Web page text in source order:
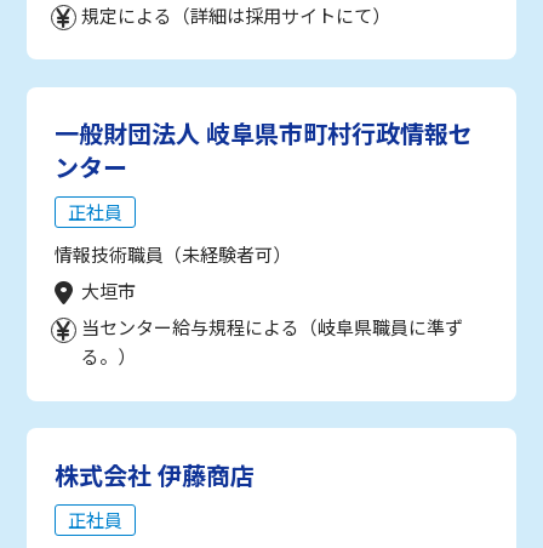
規定による（詳細は採用サイトにて）
一般財団法人 岐阜県市町村行政情報セ
ンター
正社員
情報技術職員（未経験者可）
大垣市
当センター給与規程による（岐阜県職員に準ず
る。）
株式会社 伊藤商店
正社員